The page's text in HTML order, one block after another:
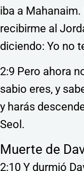
iba a
recibirme al
diciendo: Yo no
2:9 Pero ahora
sabio eres, y
y harás
Seol.
Muerte de
2:10 Y durmió